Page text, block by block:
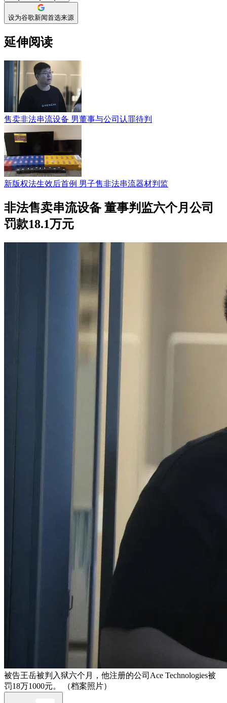
设为谷歌新闻首选来源
延伸阅读
售卖非法串流设备 男董事与公司认罪待判
新版权法生效后首例 男子售非法串流器材判监
非法售卖串流设备 董事判监六个月公司
罚款18.1万元
被告王岳被判入狱六个月，他注册的公司Ace Technologies被
罚18万1000元。 （档案照片）